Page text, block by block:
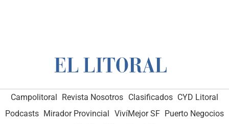
Campolitoral Revista Nosotros Clasificados CYD Litoral
Podcasts Mirador Provincial VivíMejor SF Puerto Negocios